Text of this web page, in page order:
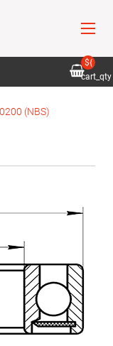
${
cart_qty
(NBS)